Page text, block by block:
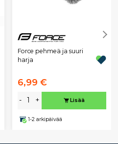
Force pehmeä ja suuri
harja
6,99 €
- + Lisää
1-2 arkipäivää